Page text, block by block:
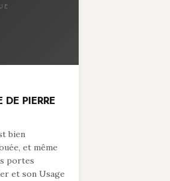
PIERRE
bien
et même
portes
et son Usage